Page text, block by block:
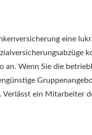
eine
Wenn Sie die
ein Mitarbeiter